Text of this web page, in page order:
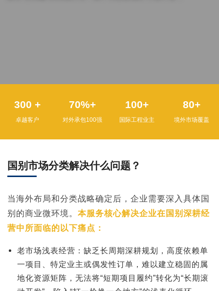
300 +
卓越客户
70%+
对外承包100强
100+
国际工程业主
80+
境外市场覆盖
国别市场分类解决什么问题？
当海外布局和分类战略确定后，企业需要深入具体国
别的商业微环境。 本服务核心解决企业在国别深耕经
营中所面临的以下痛点：
老市场浅表经营：缺乏长周期深耕规划，高度依赖单
一项目、特定业主或偶发性订单，难以建立稳固的属
地化资源矩阵，无法将“短期项目履约”转化为“长期滚